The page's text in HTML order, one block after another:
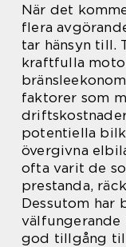
När det
flera
tar hänsyn till.
kraftfulla
faktorer som
potentiella
övergivna
ofta varit de
prestanda,
Dessutom har
god tillgång